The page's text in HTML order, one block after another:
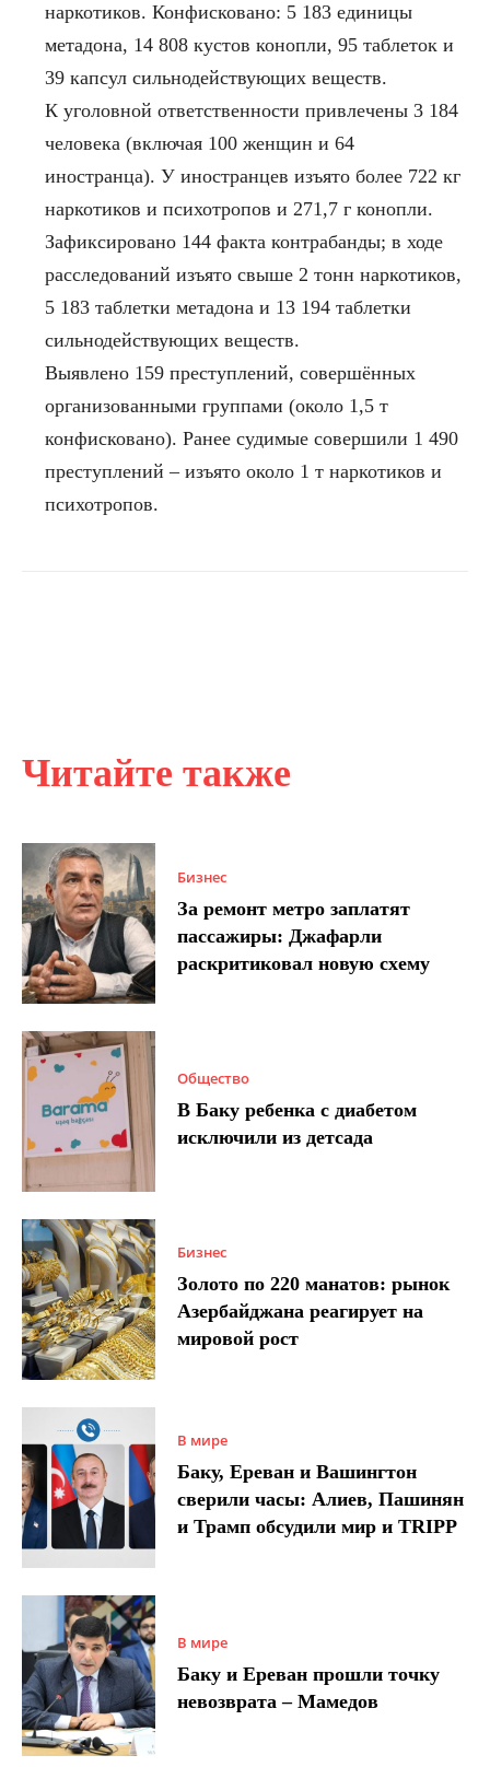
Читайте также
Бизнес
За ремонт метро заплатят
пассажиры: Джафарли
раскритиковал новую схему
Общество
В Баку ребенка с диабетом
исключили из детсада
Бизнес
Золото по 220 манатов: рынок
Азербайджана реагирует на
мировой рост
В мире
Баку, Ереван и Вашингтон
сверили часы: Алиев, Пашинян
и Трамп обсудили мир и TRIPP
В мире
Баку и Ереван прошли точку
невозврата – Мамедов
наркотиков. Конфисковано: 5 183 единицы
метадона, 14 808 кустов конопли, 95 таблеток и
39 капсул сильнодействующих веществ.
К уголовной ответственности привлечены 3 184
человека (включая 100 женщин и 64
иностранца). У иностранцев изъято более 722 кг
наркотиков и психотропов и 271,7 г конопли.
Зафиксировано 144 факта контрабанды; в ходе
расследований изъято свыше 2 тонн наркотиков,
5 183 таблетки метадона и 13 194 таблетки
сильнодействующих веществ.
Выявлено 159 преступлений, совершённых
организованными группами (около 1,5 т
конфисковано). Ранее судимые совершили 1 490
преступлений – изъято около 1 т наркотиков и
психотропов.